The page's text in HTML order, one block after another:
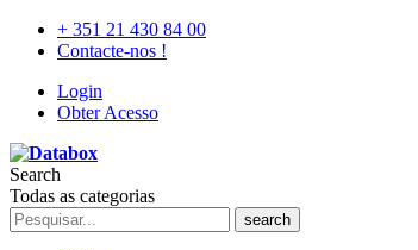
+ 351 21 430 84 00
Contacte-nos !
Login
Obter Acesso
Search
Todas as categorias
search